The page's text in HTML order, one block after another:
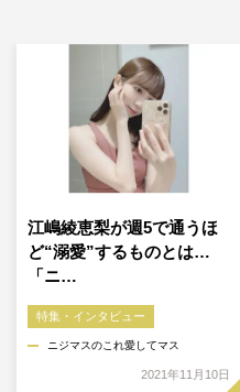
江嶋綾恵梨が週5で通うほ
ど“溺愛”するものとは…
「ニ…
特集・インタビュー
ニジマスのこれ愛してマス
2021年11月10日